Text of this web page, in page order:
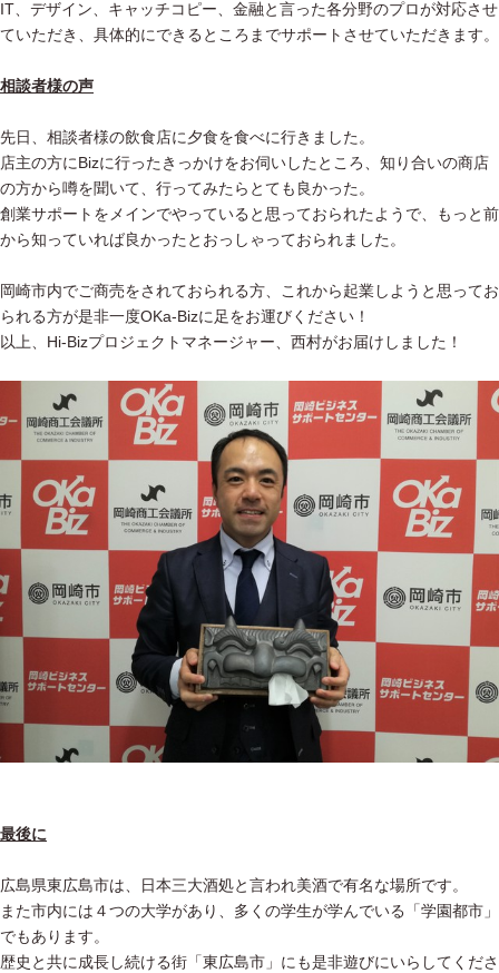
IT、デザイン、キャッチコピー、金融と言った各分野のプロが対応させ
ていただき、具体的にできるところまでサポートさせていただきます。
相談者様の声
先日、相談者様の飲食店に夕食を食べに行きました。
店主の方にBizに行ったきっかけをお伺いしたところ、知り合いの商店
の方から噂を聞いて、行ってみたらとても良かった。
創業サポートをメインでやっていると思っておられたようで、もっと前
から知っていれば良かったとおっしゃっておられました。
岡崎市内でご商売をされておられる方、これから起業しようと思ってお
られる方が是非一度OKa-Bizに足をお運びください！
以上、Hi-Bizプロジェクトマネージャー、西村がお届けしました！
最後に
広島県東広島市は、日本三大酒処と言われ美酒で有名な場所です。
また市内には４つの大学があり、多くの学生が学んでいる「学園都市」
でもあります。
歴史と共に成長し続ける街「東広島市」にも是非遊びにいらしてくださ